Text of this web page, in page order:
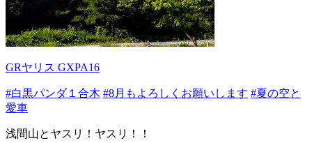
GRヤリス GXPA16
#白黒パンダ１合木 #8月もよろしくお願いします #夏の空と
愛車
浅間山とヤスリ！ヤスリ！！